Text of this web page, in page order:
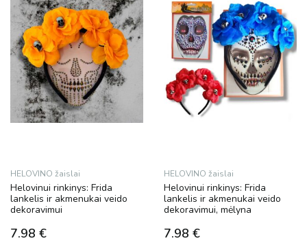
HELOVINO žaislai
Helovinui rinkinys: Frida
lankelis ir akmenukai veido
dekoravimui
7.98 €
HELOVINO žaislai
Helovinui rinkinys: Frida
lankelis ir akmenukai veido
dekoravimui, mėlyna
7.98 €